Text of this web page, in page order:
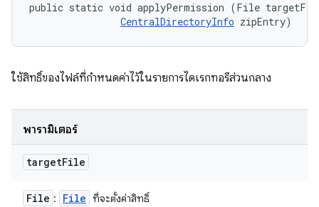
public static void applyPermission (File
CentralDirectoryInfo zipEntry)
ใช้สิทธิ์ของไฟล์ที่กำหนดค่าไว้ในรายการไดเรกทอรีส่วนกลาง
พารามิเตอร์
targetFile
File : File ที่จะตั้งค่าสิทธิ์